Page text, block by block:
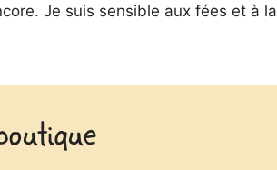
Je suis sensible aux fées et à la